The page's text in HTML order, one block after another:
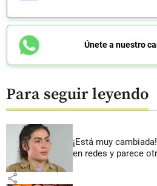
Únete a nuestro
Para seguir leyendo
¡Está muy
en redes y parece
share